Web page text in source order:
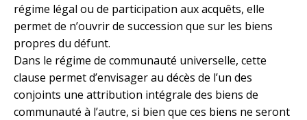
régime légal ou de participation aux acquêts, elle
permet de n’ouvrir de succession que sur les biens
propres du défunt.
Dans le régime de communauté universelle, cette
clause permet d’envisager au décès de l’un des
conjoints une attribution intégrale des biens de
communauté à l’autre, si bien que ces biens ne seront